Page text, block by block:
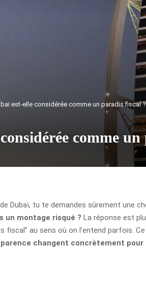
est-elle considérée comme un paradis fiscal ?
comme
Dubaï, tu te demandes sûrement une
un montage risqué ? La réponse est
fiscal” au sens où on l’entend parfois.
changent concrètement pour